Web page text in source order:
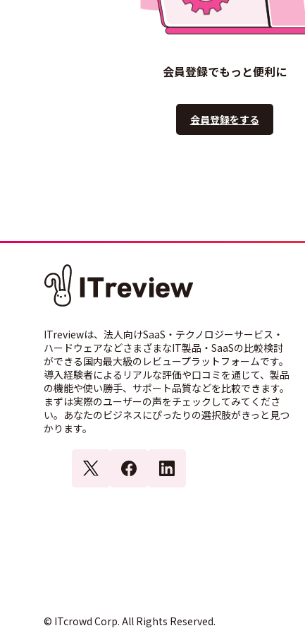
会員登録でもっと便利に
会員登録をする
ITreviewは、法人向けSaaS・テクノロジーサービス・
ハードウェアなどさまざまなIT製品・SaaSの比較検討
ができる国内最大級のレビュープラットフォームです。
導入経験者によるリアルな評価や口コミを通じて、製品
の機能や使い勝手、サポート品質などを比較できます。
まずは実際のユーザーの声をチェックしてみてくださ
い。あなたのビジネスにぴったりの選択肢がきっと見つ
かります。
© ITcrowd Corp. All Rights Reserved.